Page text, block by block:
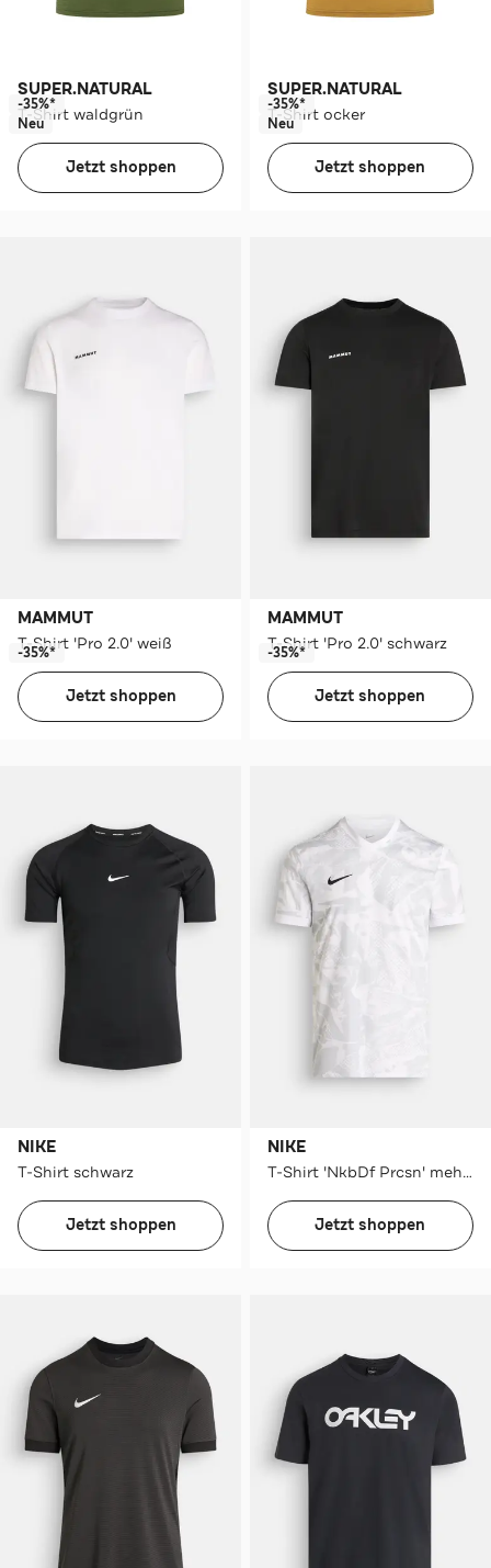
SUPER.NATURAL
T-Shirt waldgrün
-35%*
Neu
Jetzt shoppen
SUPER.NATURAL
T-Shirt ocker
-35%*
Neu
Jetzt shoppen
MAMMUT
T-Shirt 'Pro 2.0' weiß
-35%*
Jetzt shoppen
MAMMUT
T-Shirt 'Pro 2.0' schwarz
-35%*
Jetzt shoppen
NIKE
T-Shirt schwarz
Jetzt shoppen
NIKE
T-Shirt 'NkbDf Prcsn' mehrfarbig
Jetzt shoppen